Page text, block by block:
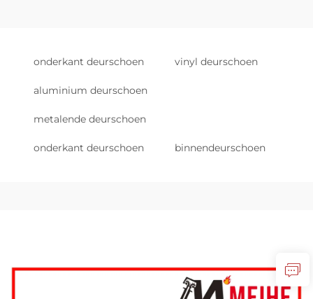
onderkant deurschoen vinyl deurschoen
aluminium deurschoen
metalende deurschoen
onderkant deurschoen binnendeurschoen